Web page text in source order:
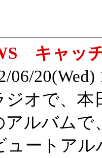
キャッ
06/
ジオで、本
アルバム
ュートア